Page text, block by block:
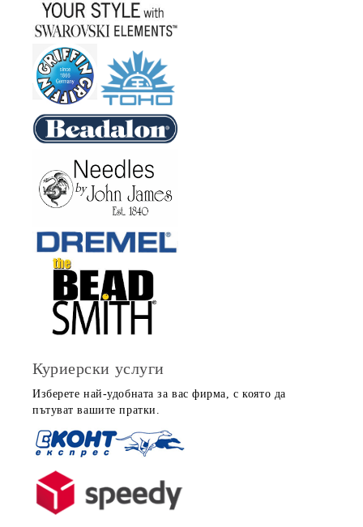
Куриерски услуги
Изберете най-удобната за вас фирма, с която да
пътуват вашите пратки.